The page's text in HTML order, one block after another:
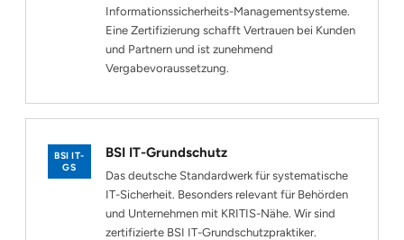
Informationssicherheits-Managementsysteme.
Eine Zertifizierung schafft Vertrauen bei Kunden
und Partnern und ist zunehmend
Vergabevoraussetzung.
BSI IT-
GS
BSI IT-Grundschutz
Das deutsche Standardwerk für systematische
IT-Sicherheit. Besonders relevant für Behörden
und Unternehmen mit KRITIS-Nähe. Wir sind
zertifizierte BSI IT-Grundschutzpraktiker.